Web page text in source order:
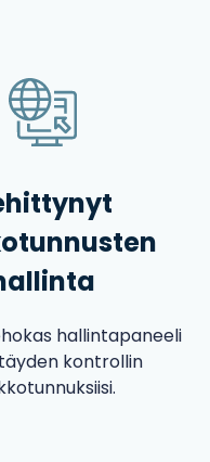
hallintapaneeli
kontrollin